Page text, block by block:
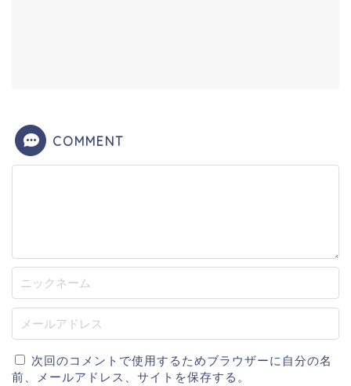
COMMENT
次回のコメントで使用するためブラウザーに自分の名
前、メールアドレス、サイトを保存する。